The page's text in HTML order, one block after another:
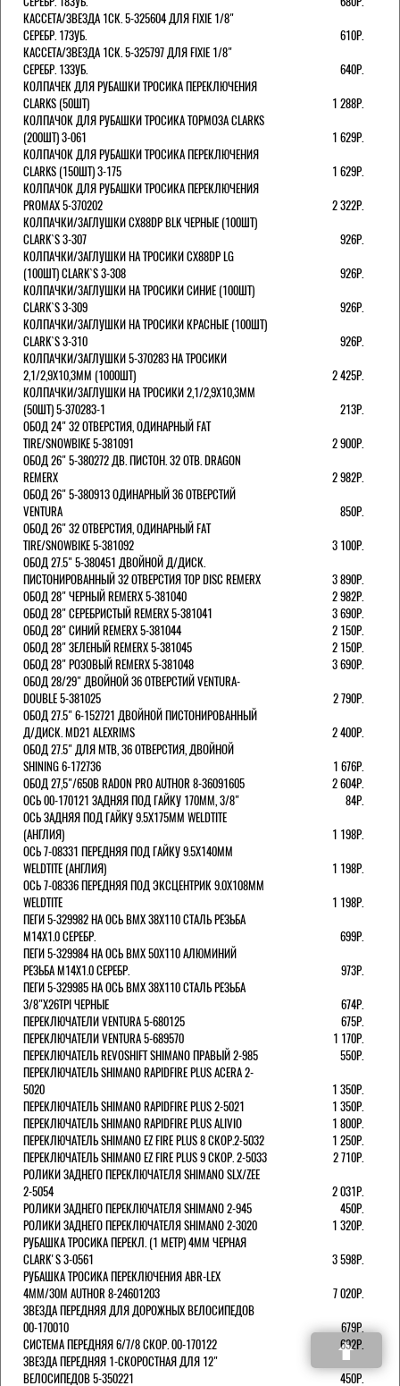
КАССЕТА/ЗВЕЗДА 1СК. 5-325604 ДЛЯ FIXIE 1/8"
СЕРЕБР. 17ЗУБ.
610Р.
КАССЕТА/ЗВЕЗДА 1СК. 5-325797 ДЛЯ FIXIE 1/8"
СЕРЕБР. 13ЗУБ.
640Р.
КОЛПАЧЕК ДЛЯ РУБАШКИ ТРОСИКА ПЕРЕКЛЮЧЕНИЯ
CLARKS (50ШТ)
1 288Р.
КОЛПАЧОК ДЛЯ РУБАШКИ ТРОСИКА ТОРМОЗА CLARKS
(200ШТ) 3-061
1 629Р.
КОЛПАЧОК ДЛЯ РУБАШКИ ТРОСИКА ПЕРЕКЛЮЧЕНИЯ
CLARKS (150ШТ) 3-175
1 629Р.
КОЛПАЧОК ДЛЯ РУБАШКИ ТРОСИКА ПЕРЕКЛЮЧЕНИЯ
PROMAX 5-370202
2 322Р.
КОЛПАЧКИ/3АГЛУШКИ CX88DP BLK ЧЕРНЫЕ (100ШТ)
CLARK`S 3-307
926Р.
КОЛПАЧКИ/3АГЛУШКИ НА ТРОСИКИ CX88DP LG
(100ШТ) CLARK`S 3-308
926Р.
КОЛПАЧКИ/3АГЛУШКИ НА ТРОСИКИ СИНИЕ (100ШТ)
CLARK`S 3-309
926Р.
КОЛПАЧКИ/3АГЛУШКИ НА ТРОСИКИ КРАСНЫЕ (100ШТ)
CLARK`S 3-310
926Р.
КОЛПАЧКИ/3АГЛУШКИ 5-370283 НА ТРОСИКИ
2,1/2,9Х10,3ММ (1000ШТ)
2 425Р.
КОЛПАЧКИ/3АГЛУШКИ НА ТРОСИКИ 2,1/2,9Х10,3ММ
(50ШТ) 5-370283-1
213Р.
ОБОД 24" 32 ОТВЕРСТИЯ, ОДИНАРНЫЙ FAT
TIRE/SNOWBIKE 5-381091
2 900Р.
ОБОД 26" 5-380272 ДВ. ПИСТОН. 32 ОТВ. DRAGON
REMERX
2 982Р.
ОБОД 26" 5-380913 ОДИНАРНЫЙ 36 ОТВЕРСТИЙ
VENTURA
850Р.
ОБОД 26" 32 ОТВЕРСТИЯ, ОДИНАРНЫЙ FAT
TIRE/SNOWBIKE 5-381092
3 100Р.
ОБОД 27.5" 5-380451 ДВОЙНОЙ Д/ДИСК.
ПИСТОНИРОВАННЫЙ 32 ОТВЕРСТИЯ TOP DISC REMERX
3 890Р.
ОБОД 28" ЧЕРНЫЙ REMERX 5-381040
2 982Р.
ОБОД 28" СЕРЕБРИСТЫЙ REMERX 5-381041
3 690Р.
ОБОД 28" СИНИЙ REMERX 5-381044
2 150Р.
ОБОД 28" ЗЕЛЕНЫЙ REMERX 5-381045
2 150Р.
ОБОД 28" РОЗОВЫЙ REMERX 5-381048
3 690Р.
ОБОД 28/29" ДВОЙНОЙ 36 ОТВЕРСТИЙ VENTURA-
DOUBLE 5-381025
2 790Р.
ОБОД 27.5" 6-152721 ДВОЙНОЙ ПИСТОНИРОВАННЫЙ
Д/ДИСК. MD21 ALEXRIMS
2 400Р.
ОБОД 27.5" ДЛЯ MTB, 36 ОТВЕРСТИЯ, ДВОЙНОЙ
SHINING 6-172736
1 676Р.
ОБОД 27,5"/650B RADON PRO AUTHOR 8-36091605
2 604Р.
ОСЬ 00-170121 ЗАДНЯЯ ПОД ГАЙКУ 170MM, 3/8"
84Р.
ОСЬ ЗАДНЯЯ ПОД ГАЙКУ 9.5Х175ММ WELDTITE
(АНГЛИЯ)
1 198Р.
ОСЬ 7-08331 ПЕРЕДНЯЯ ПОД ГАЙКУ 9.5Х140ММ
WELDTITE (АНГЛИЯ)
1 198Р.
ОСЬ 7-08336 ПЕРЕДНЯЯ ПОД ЭКСЦЕНТРИК 9.0Х108ММ
WELDTITE
1 198Р.
ПЕГИ 5-329982 НА ОСЬ BMX 38Х110 СТАЛЬ РЕЗЬБА
М14Х1.0 СЕРЕБР.
699Р.
ПЕГИ 5-329984 НА ОСЬ BMX 50Х110 АЛЮМИНИЙ
РЕЗЬБА М14Х1.0 СЕРЕБР.
973Р.
ПЕГИ 5-329985 НА ОСЬ BMX 38Х110 СТАЛЬ РЕЗЬБА
3/8"Х26TPI ЧЕРНЫЕ
674Р.
ПЕРЕКЛЮЧАТЕЛИ VENTURA 5-680125
675Р.
ПЕРЕКЛЮЧАТЕЛИ VENTURA 5-689570
1 170Р.
ПЕРЕКЛЮЧАТЕЛЬ REVOSHIFT SHIMANO ПРАВЫЙ 2-985
550Р.
ПЕРЕКЛЮЧАТЕЛЬ SHIMANO RAPIDFIRE PLUS ACERA 2-
5020
1 350Р.
ПЕРЕКЛЮЧАТЕЛЬ SHIMANO RAPIDFIRE PLUS 2-5021
1 350Р.
ПЕРЕКЛЮЧАТЕЛЬ SHIMANO RAPIDFIRE PLUS ALIVIO
1 800Р.
ПЕРЕКЛЮЧАТЕЛЬ SHIMANO EZ FIRE PLUS 8 СКОР.2-5032
1 250Р.
ПЕРЕКЛЮЧАТЕЛЬ SHIMANO EZ FIRE PLUS 9 СКОР. 2-5033
2 710Р.
РОЛИКИ ЗАДНЕГО ПЕРЕКЛЮЧАТЕЛЯ SHIMANO SLX/ZEE
2-5054
2 031Р.
РОЛИКИ ЗАДНЕГО ПЕРЕКЛЮЧАТЕЛЯ SHIMANO 2-945
450Р.
РОЛИКИ ЗАДНЕГО ПЕРЕКЛЮЧАТЕЛЯ SHIMANO 2-3020
1 320Р.
РУБАШКА ТРОСИКА ПЕРЕКЛ. (1 МЕТР) 4ММ ЧЕРНАЯ
СLARK'S 3-0561
3 598Р.
РУБАШКА ТРОСИКА ПЕРЕКЛЮЧЕНИЯ ABR-LEX
4MM/30M AUTHOR 8-24601203
7 020Р.
ЗВЕЗДА ПЕРЕДНЯЯ ДЛЯ ДОРОЖНЫХ ВЕЛОСИПЕДОВ
00-170010
679Р.
СИСТЕМА ПЕРЕДНЯЯ 6/7/8 СКОР. 00-170122
692Р.
ЗВЕЗДА ПЕРЕДНЯЯ 1-СКОРОСТНАЯ ДЛЯ 12"
ВЕЛОСИПЕДОВ 5-350221
450Р.